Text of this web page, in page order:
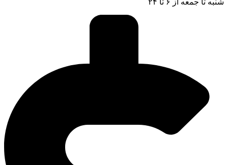
شنبه تا جمعه از ۶ تا ۲۴